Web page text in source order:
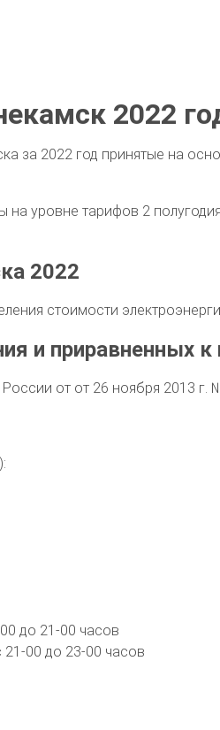
2022
за 2022 год принятые на
уровне тарифов 2
2022
стоимости
и приравненных к
от от 26 ноября 2013 г.
до 21-00 часов
21-00 до 23-00 часов